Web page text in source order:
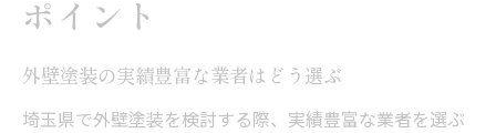
ポイント
外壁塗装の実績豊富な業者はどう選ぶ
埼玉県で外壁塗装を検討する際、実績豊富な業者を選ぶ